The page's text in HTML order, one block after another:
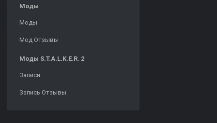
Моды
Моды
Мод Отзывы
Моды S.T.A.L.K.E.R. 2
Записи
Запись Отзывы